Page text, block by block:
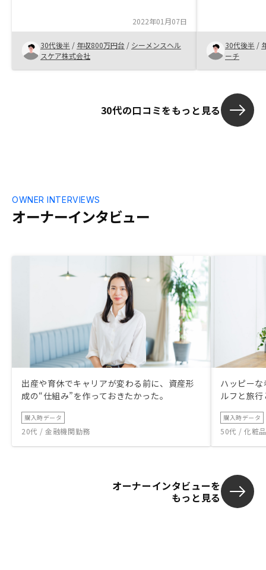
った。 リスクも不安ではあったが、許容
できる範囲かなと思い始めた。また、リス
クについても何度も質問に答えてくれた。
不動産投資への悪い印象が大きいため、こ
の辺りの払拭をする必要がある。
2022年01月07日
30代後半 / 年収800万円台 / シーメンスヘル
スケア株式会社
解に及ばない
の信頼があっ
した。
30代後半 /
ーチ
30代の口コミをもっと見る
オーナーインタビュー
OWNER INTERVIEWS
出産や育休でキャリアが変わる前に、資産形
成の“仕組み”を作っておきたかった。
購入時データ
20代 / 金融機関勤務
ハッピー
ルフと旅
購入時データ
50代 / 化粧
オーナーインタビューを
もっと見る